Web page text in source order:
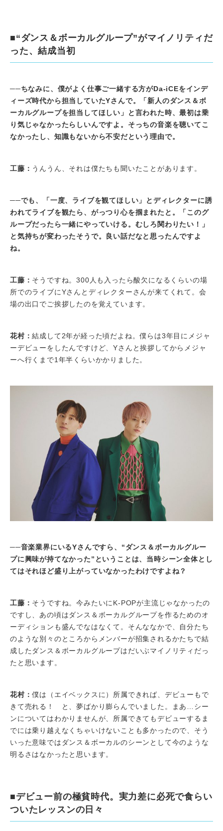
■“ダンス＆ボーカルグループ”がマイノリティだ
った、結成当初
──ちなみに、僕がよく仕事ご一緒する方がDa-iCEをインデ
ィーズ時代から担当していたYさんで。「新人のダンス＆ボ
ーカルグループを担当してほしい」と言われた時、最初は乗
り気じゃなかったらしいんですよ。そっちの音楽を聴いてこ
なかったし、知識もないから不安だという理由で。
工藤： うんうん、それは僕たちも聞いたことがあります。
──でも、「一度、ライブを観てほしい」とディレクターに誘
われてライブを観たら、がっつり心を掴まれたと。「このグ
ループだったら一緒にやっていける。むしろ関わりたい！」
と気持ちが変わったそうで。良い話だなと思ったんですよ
ね。
工藤： そうですね。300人も入ったら酸欠になるくらいの場
所でのライブにYさんとディレクターさんが来てくれて。会
場の出口でご挨拶したのを覚えています。
花村：結成して2年が経った頃だよね。僕らは3年目にメジャ
ーデビューをしたんですけど、Yさんと挨拶してからメジャ
ーへ行くまで1年半くらいかかりました。
──音楽業界にいるYさんですら、“ダンス＆ボーカルグルー
プに興味が持てなかった”ということは、当時シーン全体とし
てはそれほど盛り上がっていなかったわけですよね？
工藤： そうですね。今みたいにK-POPが主流じゃなかったの
ですし、あの頃はダンス＆ボーカルグループを作るためのオ
ーディションも盛んでなはなくて。そんななかで、自分たち
のような別々のところからメンバーが招集されるかたちで結
成したダンス＆ボーカルグループはだいぶマイノリティだっ
たと思います。
花村：僕は（エイベックスに）所属できれば、デビューもで
きて売れる！ と、夢ばかり膨らんでいました。まあ…シー
ンについてはわかりませんが、所属できてもデビューするま
でには乗り越えなくちゃいけないことも多かったので、そう
いった意味ではダンス＆ボーカルのシーンとして今のような
明るさはなかったと思います。
■デビュー前の極貧時代。実力差に必死で食らい
ついたレッスンの日々